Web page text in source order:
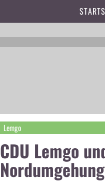
Lemgo
CDU Lemgo
Nordumgehung